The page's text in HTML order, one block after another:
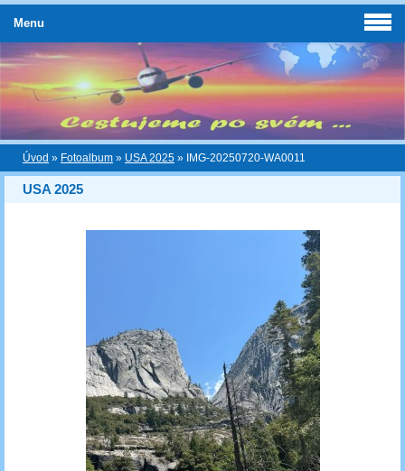
Úvod » Fotoalbum » USA 2025 » IMG-20250720-WA0011
USA 2025
Menu